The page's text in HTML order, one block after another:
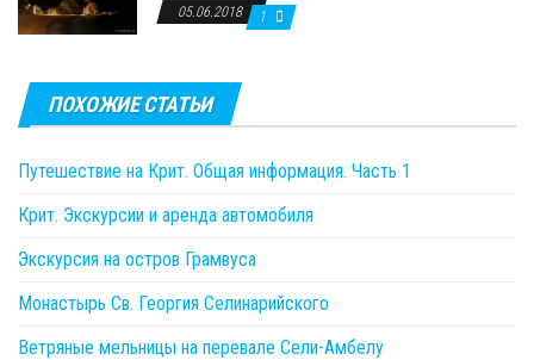
05.06.2018 1
ПОХОЖИЕ СТАТЬИ
Путешествие на Крит. Общая информация. Часть 1
Крит. Экскурсии и аренда автомобиля
Экскурсия на остров Грамвуса
Монастырь Св. Георгия Селинарийского
Ветряные мельницы на перевале Сели-Амбелу